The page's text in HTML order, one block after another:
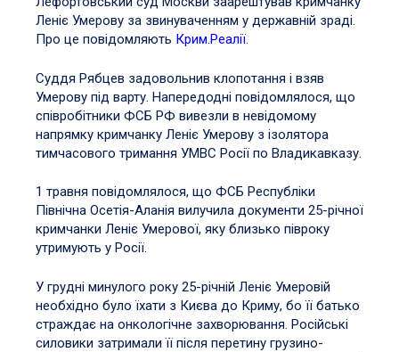
Леніє Умерову за звинуваченням у державній зраді.
Про це повідомляють Крим.Реалії.
Суддя Рябцев задовольнив клопотання і взяв
Умерову під варту. Напередодні повідомлялося, що
співробітники ФСБ РФ вивезли в невідомому
напрямку кримчанку Леніє Умерову з ізолятора
тимчасового тримання УМВС Росії по Владикавказу.
1 травня повідомлялося, що ФСБ Республіки
Північна Осетія-Аланія вилучила документи 25-річної
кримчанки Леніє Умерової, яку близько півроку
утримують у Росії.
У грудні минулого року 25-річній Леніє Умеровій
необхідно було їхати з Києва до Криму, бо її батько
страждає на онкологічне захворювання. Російські
силовики затримали її після перетину грузино-